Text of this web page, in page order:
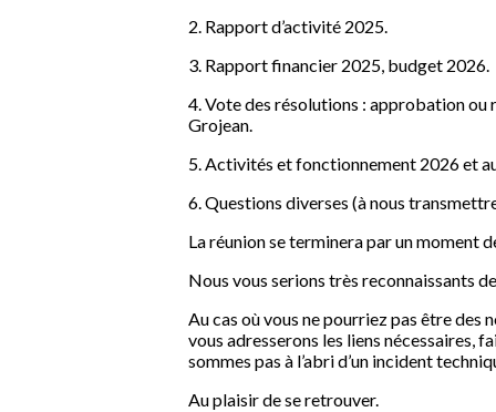
2. Rapport d’activité 2025.
3. Rapport financier 2025, budget 2026.
4. Vote des résolutions : approbation ou
Grojean.
5. Activités et fonctionnement 2026 et
6. Questions diverses (à nous
La réunion se terminera par un moment
Nous vous serions très reconnaissants
Au cas où vous ne pourriez pas être
vous adresserons les liens nécessaires,
sommes pas à l’abri d’un incident
Au plaisir de se retrouver.